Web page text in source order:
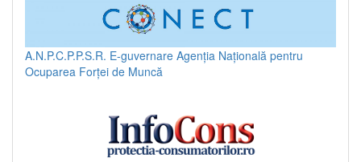
A.N.P.C.P.P.S.R. E-guvernare Agenția Națională pentru
Ocuparea Forței de Muncă